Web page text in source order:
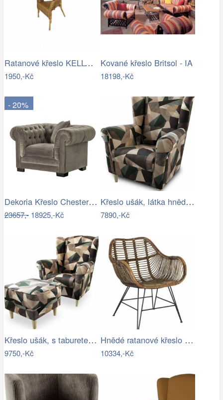
Ratanové křeslo KELLY - tmavý med
1950,-Kč
Kované křeslo Britsol - IA
18198,-Kč
- 20%
Dekoria Křeslo Chesterfield Classic…
23657,-18925,-Kč
Křeslo ušák, látka hnědozelená vzor,…
7890,-Kč
Křeslo ušák, s taburetem, látka…
9750,-Kč
Hnědé ratanové křeslo Malang - 64*57*80…
10334,-Kč